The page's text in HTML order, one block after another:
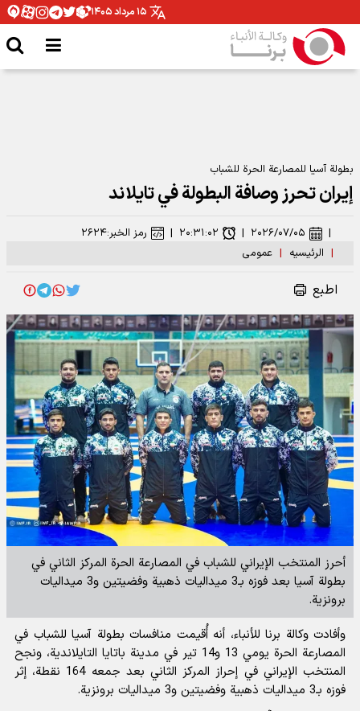
۱۵ مرداد ۱۴۰۵
بطولة آسيا للمصارعة الحرة للشباب
إيران تحرز وصافة البطولة في تايلاند
| الرئیسیه | عمومی
| ۲۰۲۶/۰۷/۰۵ | ۲۰:۳۱:۰۲ | رمز الخبر:۲۶۲۴
اطبع
أحرز المنتخب الإيراني للشباب في المصارعة الحرة المركز الثاني في
بطولة آسيا بعد فوزه بـ3 ميداليات ذهبية وفضيتين و3 ميداليات
برونزية.
وأفادتوكالة برنا للأنباء، أنه أُقيمت منافسات بطولة آسيا للشباب في
المصارعة الحرة يومي 13 و14 تير في مدينة باتايا التايلاندية، ونجح
المنتخب الإيراني في إحراز المركز الثاني بعد جمعه 164 نقطة، إثر
فوزه بـ3 ميداليات ذهبية وفضيتين و3 ميداليات برونزية.